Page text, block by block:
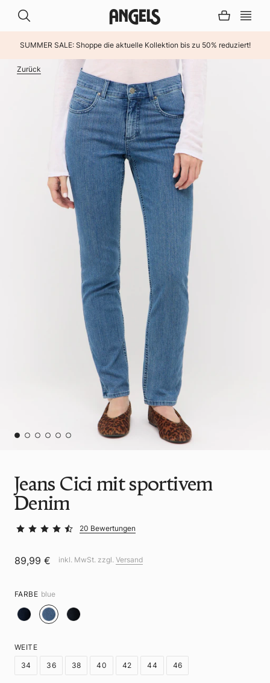
SUMMER SALE: Shoppe die aktuelle Kollektion bis zu 50% reduziert!
Zurück
Jeans Cici mit sportivem
Denim
20 Bewertungen
89,99 € inkl. MwSt. zzgl. Versand
FARBE blue
WEITE
34
36 38 40 42 44 46